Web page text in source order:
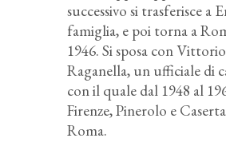
successivo si trasferisce a
famiglia, e poi torna a
1946. Si sposa con Vittorio
Raganella, un ufficiale di
con il quale dal 1948 al
Firenze, Pinerolo e
Roma.